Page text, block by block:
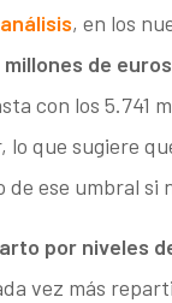
, en los
millones de euros
con los 5.741
lo que sugiere
de ese umbral si
por niveles
vez más